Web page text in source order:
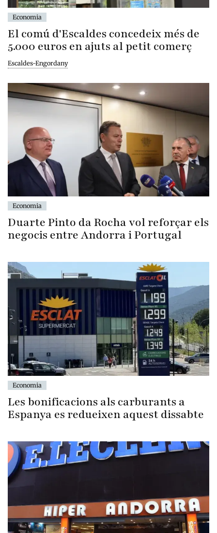
Economia
El comú d'Escaldes concedeix més de
5.000 euros en ajuts al petit comerç
Escaldes-Engordany
Economia
Duarte Pinto da Rocha vol reforçar els
negocis entre Andorra i Portugal
Economia
Les bonificacions als carburants a
Espanya es redueixen aquest dissabte